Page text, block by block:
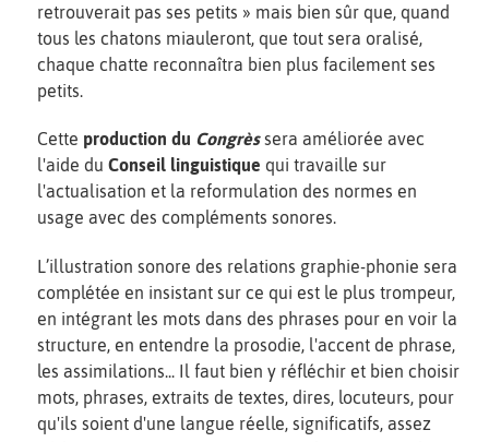
retrouverait pas ses petits » mais bien sûr que, quand
tous les chatons miauleront, que tout sera oralisé,
chaque chatte reconnaîtra bien plus facilement ses
petits.
Cette production du Congrèssera améliorée avec
l'aide du Conseil linguistique qui travaille sur
l'actualisation et la reformulation des normes en
usage avec des compléments sonores.
L’illustration sonore des relations graphie-phonie sera
complétée en insistant sur ce qui est le plus trompeur,
en intégrant les mots dans des phrases pour en voir la
structure, en entendre la prosodie, l'accent de phrase,
les assimilations... Il faut bien y réfléchir et bien choisir
mots, phrases, extraits de textes, dires, locuteurs, pour
qu'ils soient d'une langue réelle, significatifs, assez